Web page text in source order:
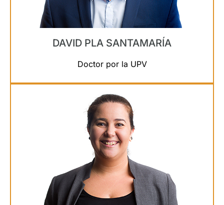
DAVID PLA SANTAMARÍA
Doctor por la UPV